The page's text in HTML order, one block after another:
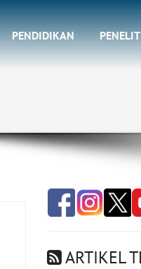
PENDIDIKAN
ARTIKEL